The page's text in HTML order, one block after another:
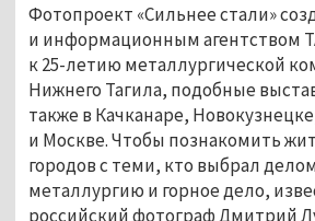
Фотопроект «Сильнее стали»
и информационным агентством
к 25-летию металлургической
Нижнего Тагила, подобные
также в Качканаре,
и Москве. Чтобы познакомить
городов с теми, кто выбрал
металлургию и горное дело,
российский фотограф Дмитрий